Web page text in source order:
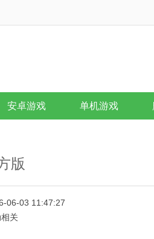
安卓游戏 单机游戏
版
06-03 11:47:27
关